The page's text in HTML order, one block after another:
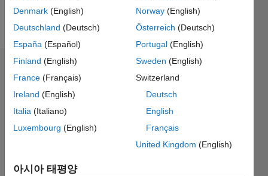
대시보드
통계
Denmark (English)
Deutschland (Deutsch)
España (Español)
Finland (English)
France (Français)
Ireland (English)
Italia (Italiano)
Luxembourg (English)
Norway(English)
Österreich (Deutsch)
Portugal(English)
Sweden (English)
Switzerland
Deutsch
English
Français
United Kingdom (English)
아시아 태평양